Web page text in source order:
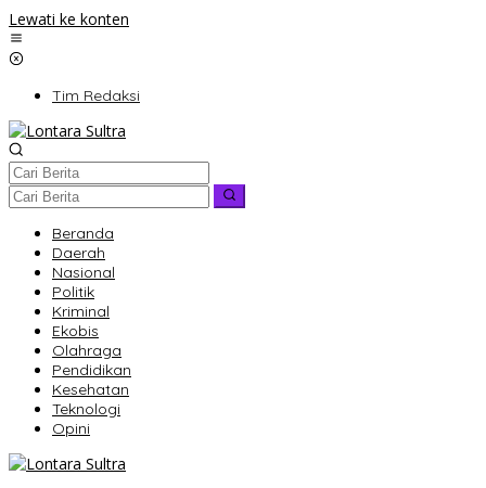
Lewati ke konten
Tim Redaksi
Beranda
Daerah
Nasional
Politik
Kriminal
Ekobis
Olahraga
Pendidikan
Kesehatan
Teknologi
Opini